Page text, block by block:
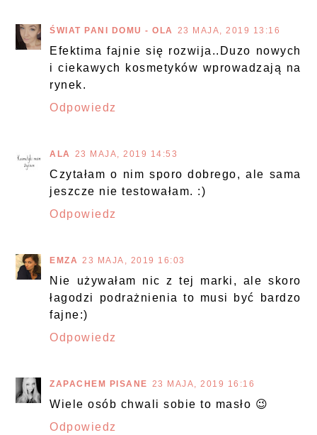
ŚWIAT PANI DOMU - OLA 23 MAJA, 2019 13:16
Efektima fajnie się rozwija..Duzo nowych
i ciekawych kosmetyków wprowadzają na
rynek.
Odpowiedz
ALA 23 MAJA, 2019 14:53
Czytałam o nim sporo dobrego, ale sama
jeszcze nie testowałam. :)
Odpowiedz
EMZA 23 MAJA, 2019 16:03
Nie używałam nic z tej marki, ale skoro
łagodzi podrażnienia to musi być bardzo
fajne:)
Odpowiedz
ZAPACHEM PISANE 23 MAJA, 2019 16:16
Wiele osób chwali sobie to masło 😉
Odpowiedz